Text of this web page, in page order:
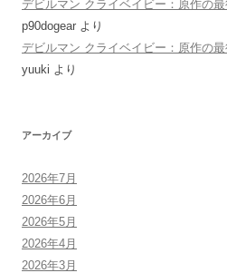
デビルマン クライベイビー：原作の
p90dogear より
デビルマン クライベイビー：原作の
yuuki より
アーカイブ
2026年7月
2026年6月
2026年5月
2026年4月
2026年3月